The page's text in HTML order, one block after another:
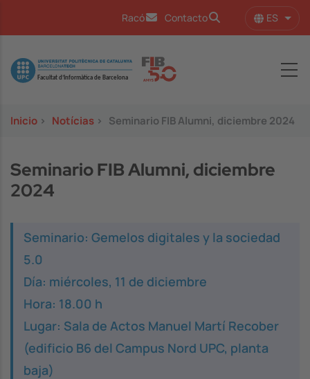
Racó Contacto ES
Image
Inicio > Notícias > Seminario FIB Alumni, diciembre 2024
Seminario FIB Alumni, diciembre
2024
Seminario: Gemelos digitales y la sociedad
5.0
Día: miércoles, 11 de diciembre
Hora: 18.00 h
Lugar: Sala de Actos Manuel Martí Recober
(edificio B6 del Campus Nord UPC, planta
baja)